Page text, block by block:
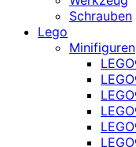
Schrauben
Lego
Minifiguren